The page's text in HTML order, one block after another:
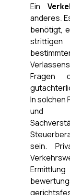
Ein
anderes.
benötigt,
Fragen
In solchen
und
sein.